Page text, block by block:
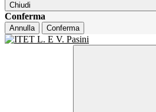
Chiudi
Conferma
Annulla Conferma